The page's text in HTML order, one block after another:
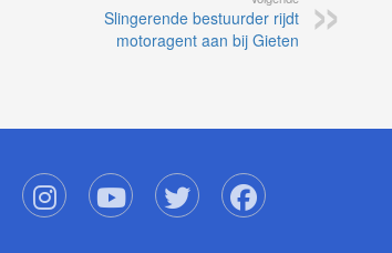
Slingerende bestuurder rijdt
motoragent aan bij Gieten